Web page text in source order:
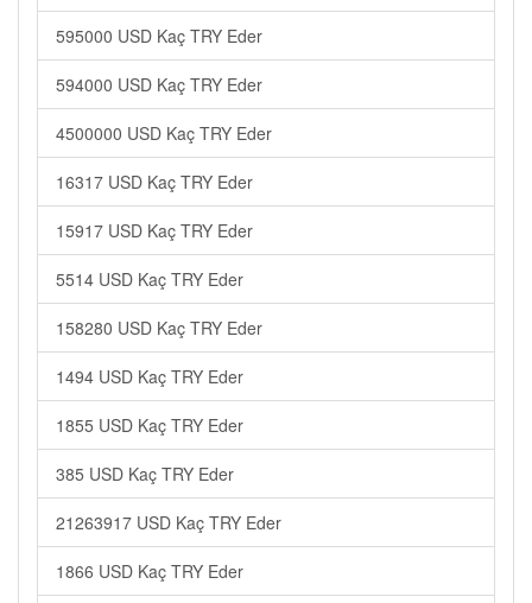
595000 USD Kaç TRY Eder
594000 USD Kaç TRY Eder
4500000 USD Kaç TRY Eder
16317 USD Kaç TRY Eder
15917 USD Kaç TRY Eder
5514 USD Kaç TRY Eder
158280 USD Kaç TRY Eder
1494 USD Kaç TRY Eder
1855 USD Kaç TRY Eder
385 USD Kaç TRY Eder
21263917 USD Kaç TRY Eder
1866 USD Kaç TRY Eder